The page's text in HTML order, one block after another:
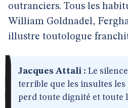
outranciers. Tous les
William Goldnadel,
illustre toutologue
Jacques Attali : Le
terrible que les insultes
perd toute dignité et toute